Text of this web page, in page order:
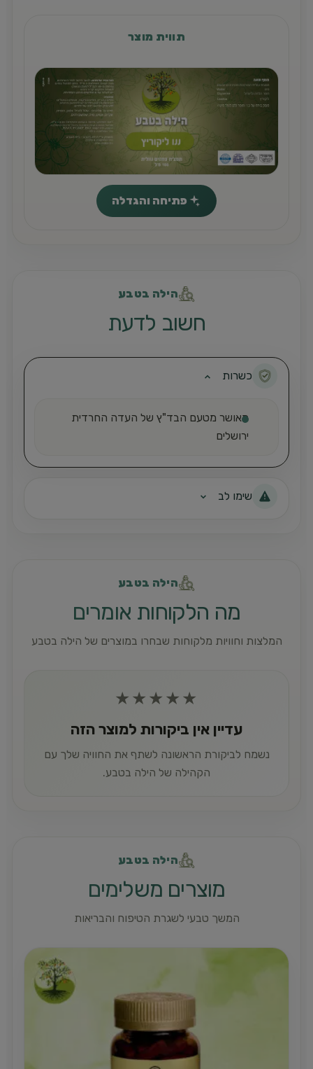
תווית מוצר
פתיחה והגדלה
הילה בטבע
חשוב לדעת
כשרות
מאושר מטעם הבד"ץ של העדה החרדית
ירושלים
שימו לב
הילה בטבע
מה הלקוחות אומרים
המלצות וחוויות מלקוחות שבחרו במוצרים של הילה בטבע
★
★
★
★
★
עדיין אין ביקורות למוצר הזה
נשמח לביקורת הראשונה לשתף את החוויה שלך עם
הקהילה של הילה בטבע.
הילה בטבע
מוצרים משלימים
המשך טבעי לשגרת הטיפוח והבריאות